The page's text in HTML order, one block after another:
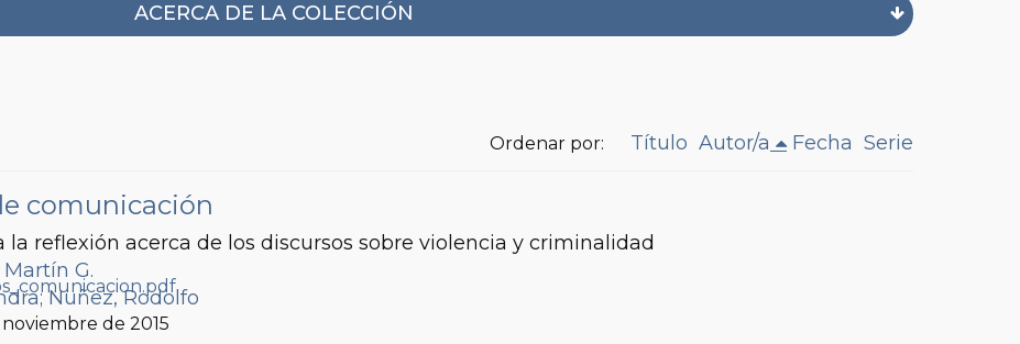
ACERCA DE LA COLECCIÓN
Ordenar por: Título Autor/a Fecha Serie
comunicación
la reflexión acerca de los discursos sobre violencia y criminalidad
G.
;Nuñez, Rodolfo
noviembre de 2015